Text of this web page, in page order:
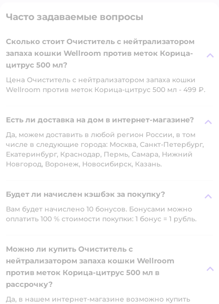
Часто задаваемые вопросы
Сколько стоит Очиститель с нейтрализатором
запаха кошки Wellroom против меток Корица-
цитрус 500 мл?
Цена Очиститель с нейтрализатором запаха кошки
Wellroom против меток Корица-цитрус 500 мл - 499 ₽.
Есть ли доставка на дом в интернет-магазине?
Да, можем доставить в любой регион России, в том
числе в следующие города: Москва, Санкт-Петербург,
Екатеринбург, Краснодар, Пермь, Самара, Нижний
Новгород, Воронеж, Новосибирск, Казань.
Будет ли начислен кэшбэк за покупку?
Вам будет начислено 10 бонусов. Бонусами можно
оплатить 100 % стоимости покупки: 1 бонус = 1 рубль.
Можно ли купить Очиститель с
нейтрализатором запаха кошки Wellroom
против меток Корица-цитрус 500 мл в
рассрочку?
Да, в нашем интернет-магазине возможно купить